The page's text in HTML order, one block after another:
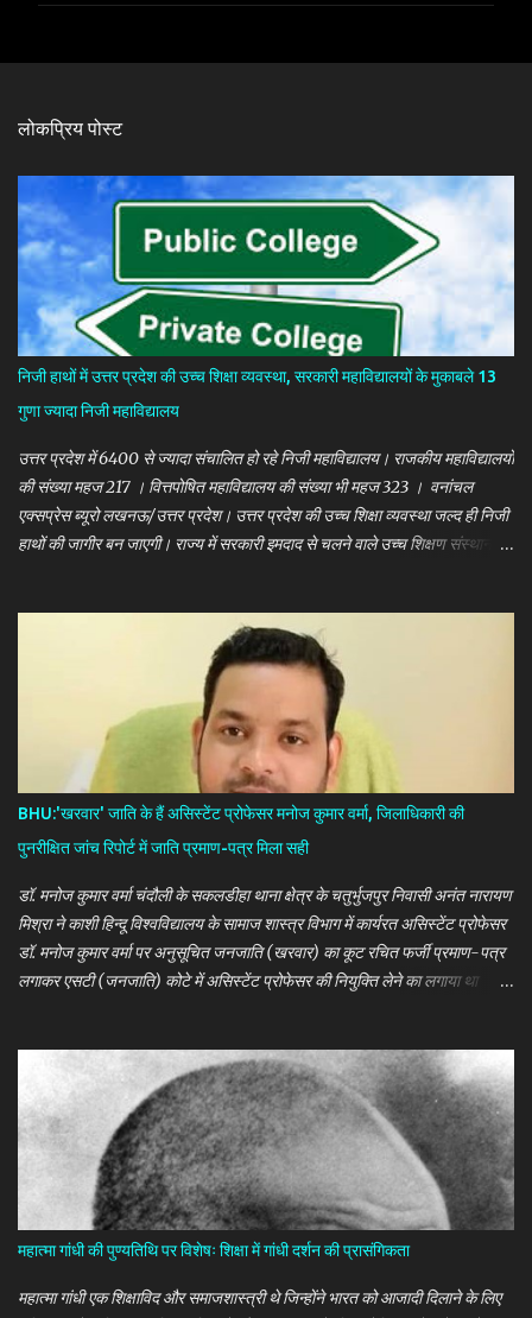
क
लोकप्रिय पोस्ट
निजी हाथों में उत्तर प्रदेश की उच्च शिक्षा व्यवस्था, सरकारी महाविद्यालयों के मुकाबले 13
गुणा ज्यादा निजी महाविद्यालय
उत्तर प्रदेश में 6400 से ज्यादा संचालित हो रहे निजी महाविद्यालय। राजकीय महाविद्यालयों
की संख्या महज 217 । वित्तपोषित महाविद्यालय की संख्या भी महज 323 । वनांचल
एक्सप्रेस ब्यूरो लखनऊ/उत्तर प्रदेश। उत्तर प्रदेश की उच्च शिक्षा व्यवस्था जल्द ही निजी
हाथों की जागीर बन जाएगी। राज्य में सरकारी इमदाद से चलने वाले उच्च शिक्षण संस्थानों के
महाविद्यालय संचालित हो रहे हैं जबकि सरकारी इमदाद से संचालित होने वाले कुल
महाविद्यालयों की संख्या महज 540 है। इनमें 323 महाविद्यालय राज्य सरकार द्वारा
वित्तपोषित हैं। राजकीय महाविद्यालयों की संख्या महज 217 है।
BHU:'खरवार' जाति के हैं असिस्टेंट प्रोफेसर मनोज कुमार वर्मा, जिलाधिकारी की
पुनरीक्षित जांच रिपोर्ट में जाति प्रमाण-पत्र मिला सही
डॉ. मनोज कुमार वर्मा चंदौली के सकलडीहा थाना क्षेत्र के चतुर्भुजपुर निवासी अनंत नारायण
मिश्रा ने काशी हिन्दू विश्वविद्यालय के सामाज शास्त्र विभाग में कार्यरत असिस्टेंट प्रोफेसर
डॉ. मनोज कुमार वर्मा पर अनुसूचित जनजाति (खरवार) का कूट रचित फर्जी प्रमाण-पत्र
लगाकर एसटी (जनजाति) कोटे में असिस्टेंट प्रोफेसर की नियुक्ति लेने का लगाया था
जनजाति का निर्गत प्रमाण-पत्र वैध निकला है। जिलाधिकारी की जिला स्तरीय स्क्रूटनी
कमेटी ने सोमवार को अपनी ही पूर्व की रिपोर्ट को खारिज करते हुए उनके प्रमाण-पत्र पर
वैधानिकता की मुहर लगा दी।
महात्मा गांधी की पुण्यतिथि पर विशेषः शिक्षा में गांधी दर्शन की प्रासंगिकता
महात्मा गांधी एक शिक्षाविद और समाजशास्त्री थे जिन्होंने भारत को आजादी दिलाने के लिए